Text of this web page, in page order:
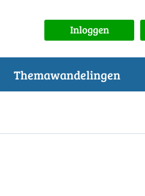
Inloggen
Themawandelingen